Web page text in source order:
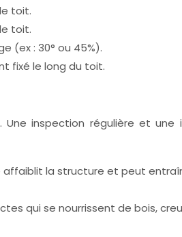
toit.
toit.
(ex : 30° ou 45%).
fixé le long du toit.
inspection régulière et
la structure et peut
qui se nourrissent de bois,